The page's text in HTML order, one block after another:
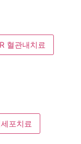
혈관내치료
포치료